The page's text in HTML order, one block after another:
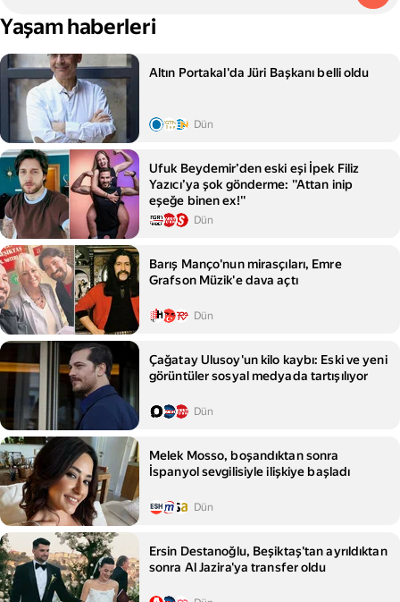
Yaşam haberleri
Altın Portakal'da Jüri Başkanı belli oldu
Dün
Ufuk Beydemir’den eski eşi İpek Filiz
Yazıcı’ya şok gönderme: ''Attan inip
eşeğe binen ex!''
Dün
Barış Manço'nun mirasçıları, Emre
Grafson Müzik'e dava açtı
Dün
Çağatay Ulusoy'un kilo kaybı: Eski ve yeni
görüntüler sosyal medyada tartışılıyor
Dün
Melek Mosso, boşandıktan sonra
İspanyol sevgilisiyle ilişkiye başladı
Dün
Ersin Destanoğlu, Beşiktaş'tan ayrıldıktan
sonra Al Jazira'ya transfer oldu